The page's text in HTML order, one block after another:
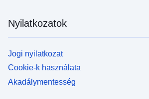
Nyilatkozatok
Jogi nyilatkozat
Cookie-k használata
Akadálymentesség